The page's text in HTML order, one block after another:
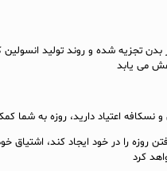
بدن تجزیه شده و روند تولید
می یابد
نسکافه اعتیاد دارید، روزه به شما
روزه را در خود ایجاد کند، اشتیاق
کرد